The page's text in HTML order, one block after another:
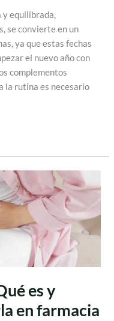
y equilibrada,
se convierte en un
ya que estas fechas
el nuevo año con
complementos
la rutina es necesario
es y
en farmacia